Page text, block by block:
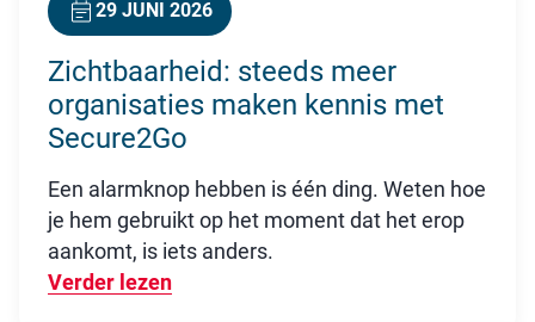
29 JUNI 2026
Zichtbaarheid: steeds meer
organisaties maken kennis met
Secure2Go
Een alarmknop hebben is één ding. Weten hoe
je hem gebruikt op het moment dat het erop
aankomt, is iets anders.
Verder lezen